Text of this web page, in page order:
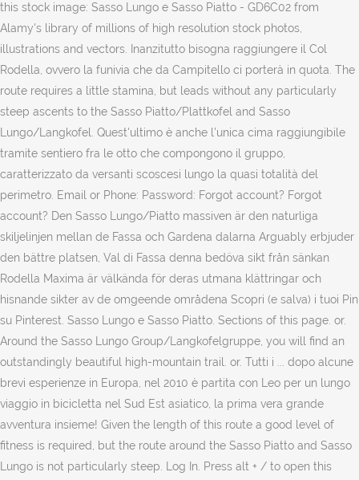
this stock image: Sasso Lungo e Sasso Piatto - GD6C02 from
Alamy's library of millions of high resolution stock photos,
illustrations and vectors. Inanzitutto bisogna raggiungere il Col
Rodella, ovvero la funivia che da Campitello ci porterà in quota. The
route requires a little stamina, but leads without any particularly
steep ascents to the Sasso Piatto/Plattkofel and Sasso
Lungo/Langkofel. Quest'ultimo è anche l'unica cima raggiungibile
tramite sentiero fra le otto che compongono il gruppo,
caratterizzato da versanti scoscesi lungo la quasi totalità del
perimetro. Email or Phone: Password: Forgot account? Forgot
account? Den Sasso Lungo/Piatto massiven är den naturliga
skiljelinjen mellan de Fassa och Gardena dalarna Arguably erbjuder
den bättre platsen, Val di Fassa denna bedöva sikt från sänkan
Rodella Maxima är välkända för deras utmana klättringar och
hisnande sikter av de omgeende områdena Scopri (e salva) i tuoi Pin
su Pinterest. Sasso Lungo e Sasso Piatto. Sections of this page. or.
Around the Sasso Lungo Group/Langkofelgruppe, you will find an
outstandingly beautiful high-mountain trail. or. Tutti i ... dopo alcune
brevi esperienze in Europa, nel 2010 è partita con Leo per un lungo
viaggio in bicicletta nel Sud Est asiatico, la prima vera grande
avventura insieme! Given the length of this route a good level of
fitness is required, but the route around the Sasso Piatto and Sasso
Lungo is not particularly steep. Log In. Press alt + / to open this